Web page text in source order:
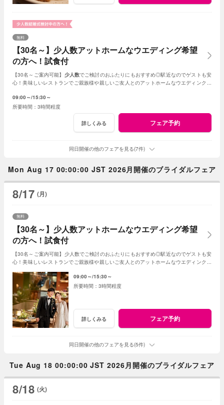
【30名～】少人数アットホームなウエディング希望
の方へ！試食付
無料
【30名～ご案内可能】 少人数でご検討のおふたりにもおすすめ◎駅近なのでゲストも安
心！美味しいレストランでご親族様や親しいご友人とのアットホームなウエディングが
09:00～ 15:30～
3時間程度
詳しくみる フェア予約
同日開催の他のフェアを見る(7件)
Mon Aug 17 00:00:00 JST 2026月開催のブライダルフェア
8/17 (月)
【30名～】少人数アットホームなウエディング希望
の方へ！試食付
無料
【30名～ご案内可能】少人数でご検討のおふたりにもおすすめ◎駅近なのでゲストも安
心！美味しいレストランでご親族様や親しいご友人とのアットホームなウエディングが
09:00～ 15:30～
3時間程度
詳しくみる フェア予約
同日開催の他のフェアを見る(5件)
Tue Aug 18 00:00:00 JST 2026月開催のブライダルフェア
8/18 (火)